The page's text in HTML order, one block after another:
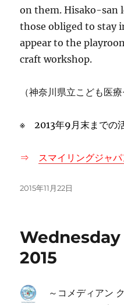
on them. Hisako-san
those obliged to stay
appear to the
craft workshop.
（神奈川県立こども医
※ 2013年9月末までの
⇒ スマイリングジャ
投
2015年11月22日
2015
～コメディアン